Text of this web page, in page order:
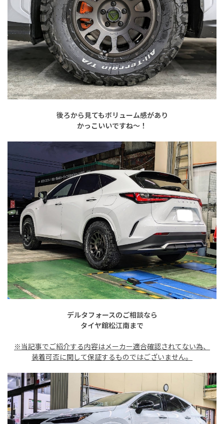
後ろから見てもボリューム感があり
かっこいいですね〜！
デルタフォースのご相談なら
タイヤ館松江南まで
※当記事でご紹介する内容はメーカー適合確認されてない為、
装着可否に関して保証するものではございません。